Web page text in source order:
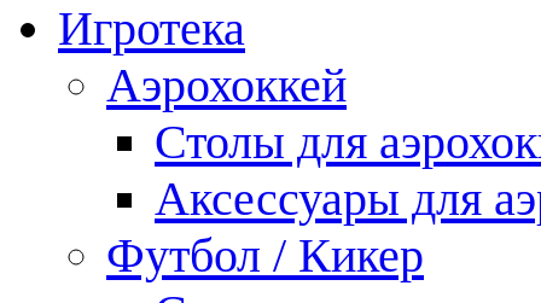
Игротека
Аэрохоккей
Столы для
Аксессуары для
Футбол / Кикер